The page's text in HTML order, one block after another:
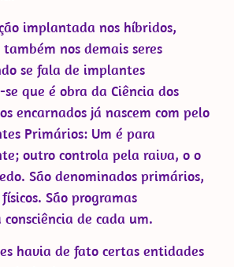
implantada nos híbridos,
nos demais seres
se fala de implantes
que é obra da Ciência dos
encarnados já nascem com pelo
Primários: Um é para
outro controla pela raiva, o o
São denominados primários,
São programas
de cada um.
havia de fato certas entidades